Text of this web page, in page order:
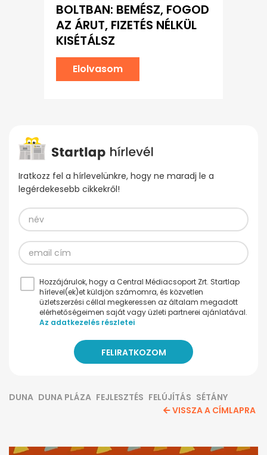
BOLTBAN: BEMÉSZ, FOGOD
AZ ÁRUT, FIZETÉS NÉLKÜL
KISÉTÁLSZ
Elolvasom
Iratkozz fel a hírlevelünkre, hogy ne maradj le a
legérdekesebb cikkekről!
Hozzájárulok, hogy a Central Médiacsoport Zrt. Startlap
hírlevel(ek)et küldjön számomra, és közvetlen
üzletszerzési céllal megkeressen az általam megadott
elérhetőségeimen saját vagy üzleti partnerei ajánlatával.
Az adatkezelés részletei
DUNA DUNA PLÁZA FEJLESZTÉS FELÚJÍTÁS SÉTÁNY
VISSZA A CÍMLAPRA